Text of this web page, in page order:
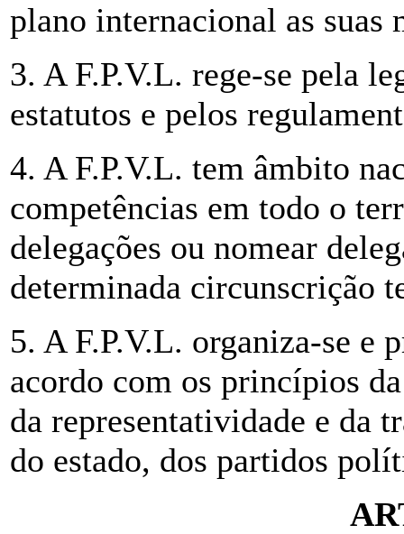
plano internacional as suas
3. A F.P.V.L. rege-se pela
estatutos e pelos
4. A F.P.V.L. tem âmbito
competências em todo o
delegações ou nomear
determinada circunscrição
5. A F.P.V.L. organiza-se e
acordo com os princípios
da representatividade e da
do estado, dos partidos